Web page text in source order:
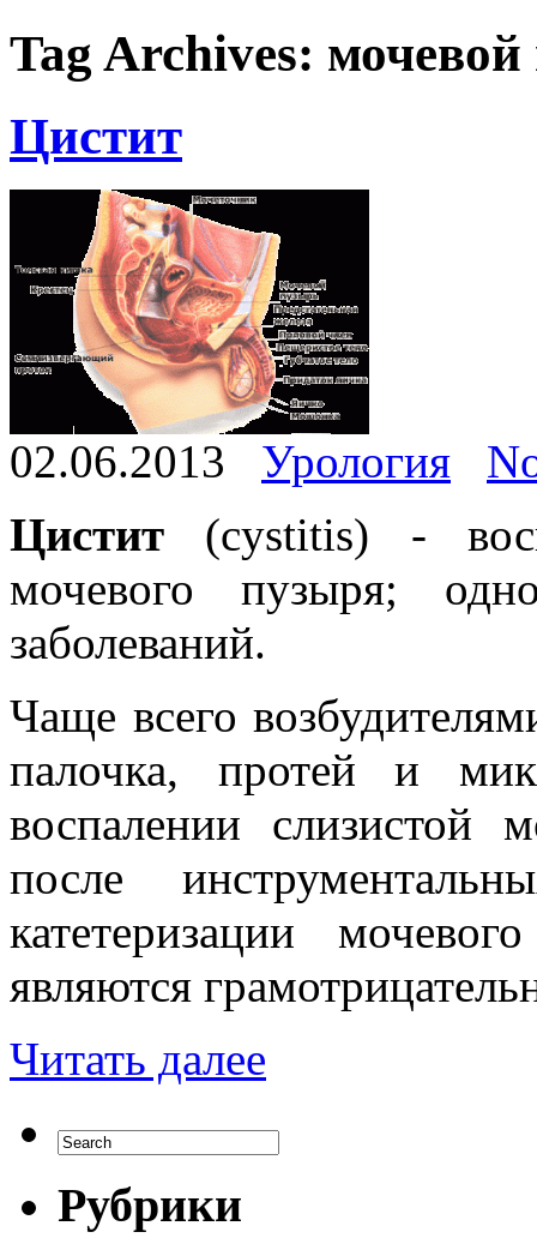
Tag Archives:
Цистит
02.06.2013 Урология
Цистит (cystitis) -
мочевого пузыря;
заболеваний.
Чаще всего
палочка, протей и
воспалении слизистой
после
катетеризации
являются
Читать далее
Рубрики